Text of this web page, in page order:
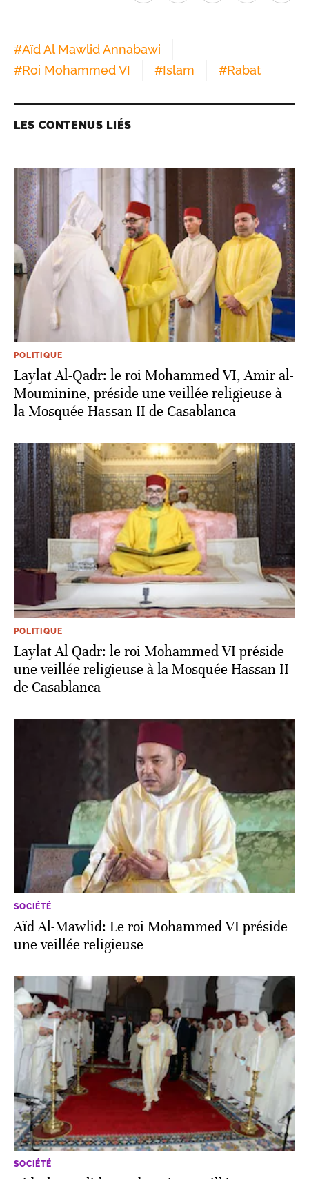
#Aïd Al Mawlid Annabawi
#Roi Mohammed VI #Islam #Rabat
LES CONTENUS LIÉS
POLITIQUE
Laylat Al-Qadr: le roi Mohammed VI, Amir al-
Mouminine, préside une veillée religieuse à
la Mosquée Hassan II de Casablanca
POLITIQUE
Laylat Al Qadr: le roi Mohammed VI préside
une veillée religieuse à la Mosquée Hassan II
de Casablanca
SOCIÉTÉ
Aïd Al-Mawlid: Le roi Mohammed VI préside
une veillée religieuse
SOCIÉTÉ